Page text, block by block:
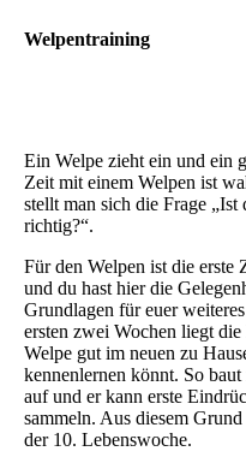
Welpentraining
Ein Welpe zieht ein und ein
Zeit mit einem Welpen ist
stellt man sich die Frage „Ist
richtig?“.
Für den Welpen ist die erste
und du hast hier die
Grundlagen für euer
ersten zwei Wochen liegt
Welpe gut im neuen zu
kennenlernen könnt. So
auf und er kann erste
sammeln. Aus diesem
der 10. Lebenswoche.